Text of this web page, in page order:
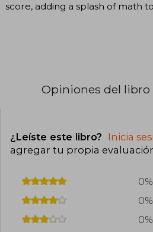
score, adding a splash of math
Opiniones del libro
¿Leíste este libro? Inicia
agregar tu propia